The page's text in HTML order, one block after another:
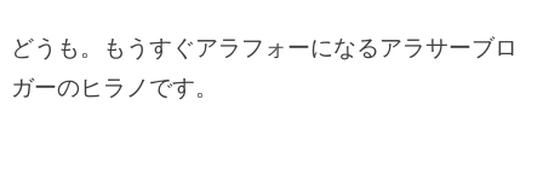
どうも。もうすぐアラフォーになるアラサーブロ
ガーのヒラノです。